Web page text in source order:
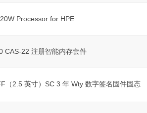
Processor for HPE
CAS-22 注册智能内存套件
（2.5 英寸）SC 3 年 Wty 数字签名固件固态